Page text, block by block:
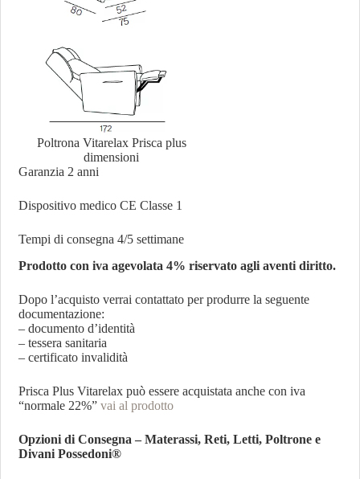
Poltrona Vitarelax Prisca plus
dimensioni
Garanzia 2 anni
Dispositivo medico CE Classe 1
Tempi di consegna 4/5 settimane
Prodotto con iva agevolata 4% riservato agli aventi diritto.
Dopo l’acquisto verrai contattato per produrre la seguente
documentazione:
– documento d’identità
– tessera sanitaria
– certificato invalidità
Prisca Plus Vitarelax può essere acquistata anche con iva
“normale 22%”vai al prodotto
Opzioni di Consegna – Materassi, Reti, Letti, Poltrone e
Divani Possedoni®